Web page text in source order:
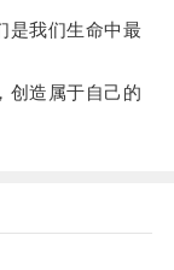
我们生命中最
造属于自己的